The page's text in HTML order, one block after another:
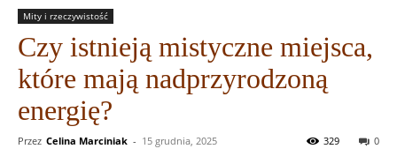
Mity i rzeczywistość
Czy istnieją mistyczne miejsca,
które mają nadprzyrodzoną
energię?
Przez Celina Marciniak - 15 grudnia, 2025 0
329